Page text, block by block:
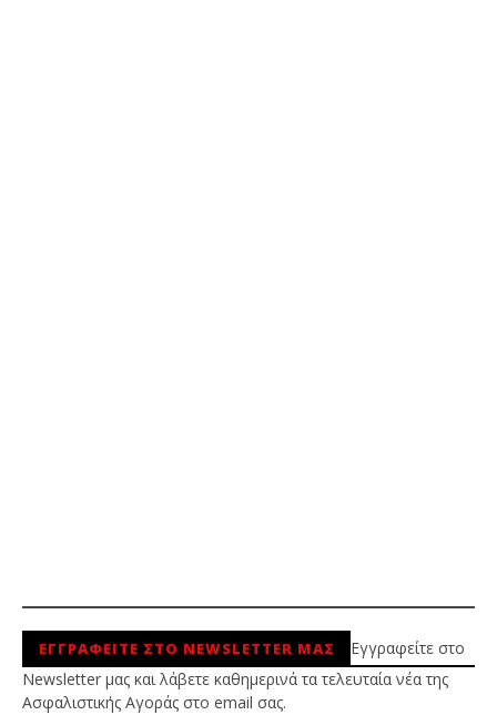
ΕΓΓΡΑΦΕΙΤΕ ΣΤΟ NEWSLETTER ΜΑΣ
Εγγραφείτε στο
Newsletter μας και λάβετε καθημερινά τα τελευταία νέα της
Ασφαλιστικής Αγοράς στο email σας.